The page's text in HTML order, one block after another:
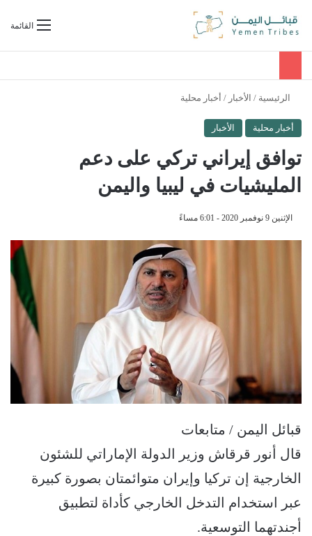
القائمةبحث عن
الرئيسية / الأخبار / أخبار محلية
أخبار محلية الأخبار
توافق إيراني تركي على دعم
المليشيات في ليبيا واليمن
الإثنين 9 نوفمبر 2020 - 6:01 مساءً
قبائل اليمن / متابعات
قال أنور قرقاش وزير الدولة الإماراتي للشئون
الخارجية إن تركيا وإيران متوائمتان بصورة كبيرة
عبر استخدام التدخل الخارجي كأداة لتطبيق
أجندتهما التوسعية.